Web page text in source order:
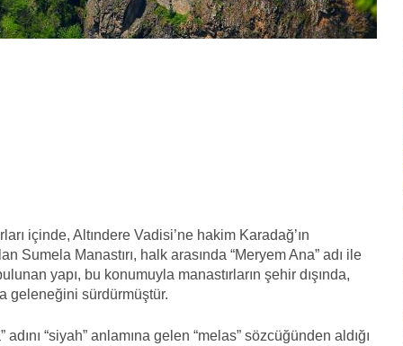
içinde, Altındere Vadisi’ne hakim Karadağ’ın
Sumela Manastırı, halk arasında “Meryem Ana” adı ile
yapı, bu konumuyla manastırların şehir dışında,
geleneğini sürdürmüştür.
“siyah” anlamına gelen “melas” sözcüğünden aldığı